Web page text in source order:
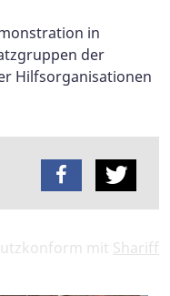
in
der
Hilfsorganisationen
mit Shariff